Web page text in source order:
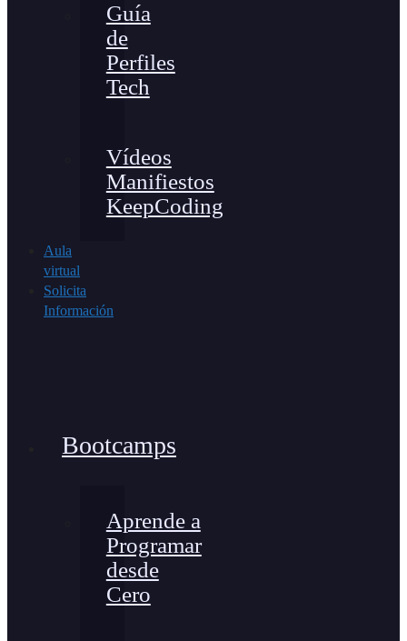
Guía
de
Perfiles
Tech
Vídeos
Manifiestos
KeepCoding
Aula
virtual
Solicita
Información
Bootcamps
Aprende a
Programar
desde
Cero